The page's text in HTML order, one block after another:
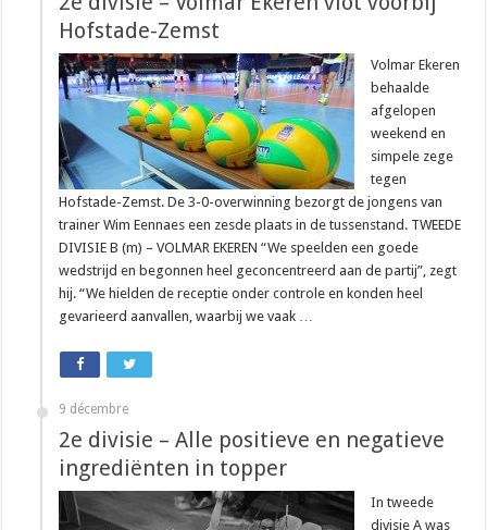
Hofstade-Zemst
Volmar Ekeren
behaalde
afgelopen
weekend en
simpele zege
tegen
Hofstade-Zemst. De 3-0-overwinning bezorgt de jongens van
trainer Wim Eennaes een zesde plaats in de tussenstand. TWEEDE
DIVISIE B (m) – VOLMAR EKEREN “We speelden een goede
wedstrijd en begonnen heel geconcentreerd aan de partij”, zegt
hij. “We hielden de receptie onder controle en konden heel
gevarieerd aanvallen, waarbij we vaak …
9 décembre
2e divisie – Alle positieve en negatieve
ingrediënten in topper
In tweede
divisie A was